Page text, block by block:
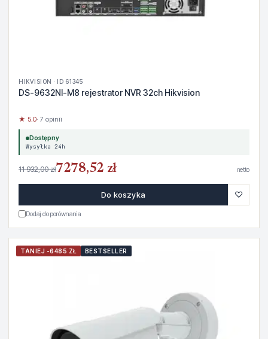
HIKVISION · ID 61345
DS-9632NI-M8 rejestrator NVR 32ch Hikvision
★ 5.0· 7 opinii
Dostępny
Wysyłka 24h
11 932,00 zł7278,52 zł netto
Do koszyka ♡
Dodaj do porównania
TANIEJ -6485 ZŁ BESTSELLER